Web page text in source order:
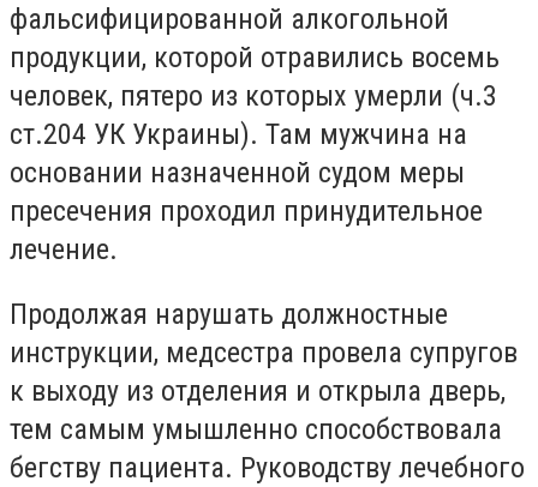
фальсифицированной алкогольной
продукции, которой отравились восемь
человек, пятеро из которых умерли (ч.3
ст.204 УК Украины). Там мужчина на
основании назначенной судом меры
пресечения проходил принудительное
лечение.
Продолжая нарушать должностные
инструкции, медсестра провела супругов
к выходу из отделения и открыла дверь,
тем самым умышленно способствовала
бегству пациента. Руководству лечебного